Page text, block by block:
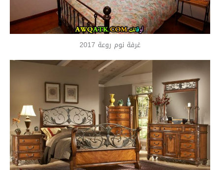
غرفة نوم روعة 2017